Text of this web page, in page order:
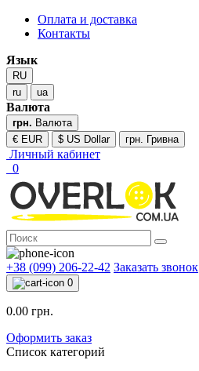
Оплата и доставка
Контакты
Язык
RU
ru
ua
Валюта
грн. Валюта
€ EUR
$ US Dollar грн. Гривна
Личный кабинет
0
+38 (099) 206-22-42 Заказать звонок
0
0.00 грн.
Оформить заказ
Список категорий